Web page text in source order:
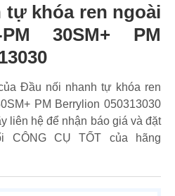
khóa ren ngoài
PM 30SM+ PM
Đầu nối nhanh tự khóa ren
PM Berrylion 050313030
liên hệ để nhận báo giá và đặt
CÔNG CỤ TỐT của hãng